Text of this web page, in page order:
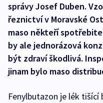
správy Josef Duben.
řeznictví v Moravské
maso někteří
by ale jednorázová
být zdraví škodlivá.
jinam bylo maso
Fenylbutazon je lék